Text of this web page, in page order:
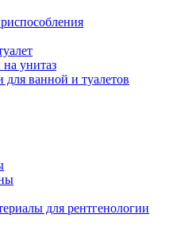
унитаз
ванной и туалетов
для рентгенологии